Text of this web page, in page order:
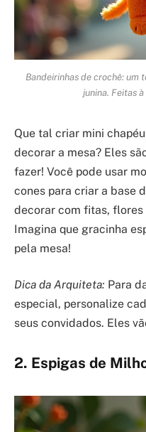
Bandeirinhas de crochê: um
junina. Feitas
Que tal criar mini
decorar a mesa? Eles
fazer! Você pode usar
cones para criar a base
decorar com fitas, flores
Imagina que gracinha
pela mesa!
Dica da Arquiteta: Para
especial, personalize
seus convidados. Eles
2. Espigas de